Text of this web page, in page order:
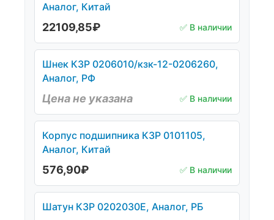
Аналог, Китай
22109,85₽ ✅ В наличии
Шнек КЗР 0206010/кзк-12-0206260,
Аналог, РФ
Цена не указана ✅ В наличии
Корпус подшипника КЗР 0101105,
Аналог, Китай
576,90₽ ✅ В наличии
Шатун КЗР 0202030Е, Аналог, РБ